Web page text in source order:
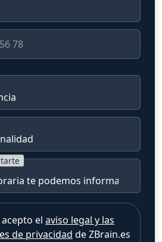
el aviso legal y las
de privacidad de ZBrain.es